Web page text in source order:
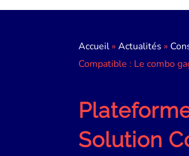
Accueil »Actualités »
Compatible : Le combo
Solution